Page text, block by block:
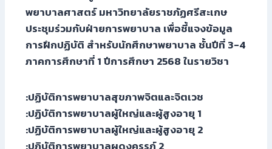
พยาบาลศาสตร์ มหาวิทยาลัยราชภัฏศรีสะเกษ
ประชุมร่วมกับฝ่ายการพยาบาล เพื่อชี้แจงข้อมูล
การฝึกปฏิบัติ สำหรับนักศึกษาพยาบาล ชั้นปีที่ 3-4
ภาคการศึกษาที่ 1 ปีการศึกษา 2568 ในรายวิชา
:ปฏิบัติการพยาบาลสุขภาพจิตและจิตเวช
:ปฏิบัติการพยาบาลผู้ใหญ่และผู้สูงอายุ 1
:ปฏิบัติการพยาบาลผู้ใหญ่และผู้สูงอายุ 2
:ปฏิบัติการพยาบาลผดุงครรภ์ 2